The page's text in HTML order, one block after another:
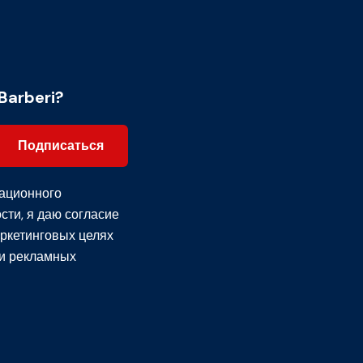
Подписаться
, я даю согласие
целях
рекламных